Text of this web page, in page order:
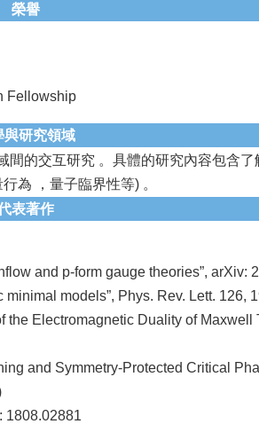
榮譽
Fellowship
與研究領域
的交互研究 。具體的研究內容包含
為 ，量子臨界性等) 。
表著作
and p-form gauge theories”, arXiv:
models”, Phys. Rev. Lett. 126,
the Electromagnetic Duality of Maxwell
and Symmetry-Protected Critical
1808.02881